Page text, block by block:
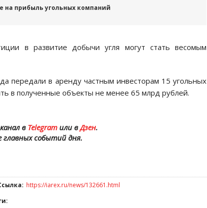
прибыль угольных компаний
в развитие добычи угля могут стать весомым
передали в аренду частным инвесторам 15 угольных
в полученные объекты не менее 65 млрд рублей.
вTelegramили вДзен.
главных событий дня.
https://iarex.ru/news/132661.html